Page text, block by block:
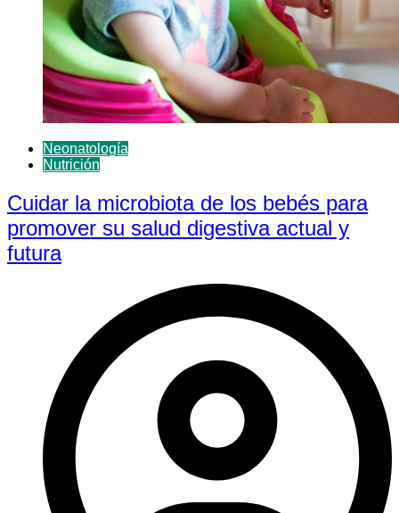
Neonatología
Nutrición
Cuidar la microbiota de los bebés para
promover su salud digestiva actual y
futura